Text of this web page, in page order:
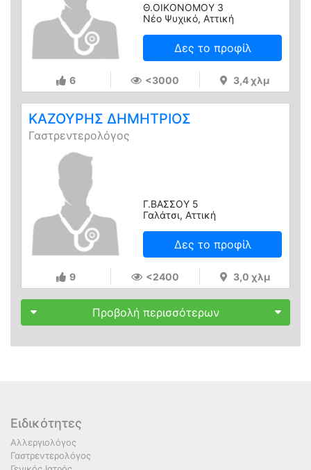
Θ.ΟΙΚΟΝΟΜΟΥ 3
Νέο Ψυχικό, Αττική
Δες το προφίλ
6 <3000 3,4 χλμ
ΚΑΖΟΥΡΗΣ ΔΗΜΗΤΡΙΟΣ
Γαστρεντερολόγος
Γ.ΒΑΣΣΟΥ 5
Γαλάτσι, Αττική
Δες το προφίλ
9 <2400 3,0 χλμ
Προβολή περισσότερων
Ειδικότητες
Αλλεργιολόγος
Γαστρεντερολόγος